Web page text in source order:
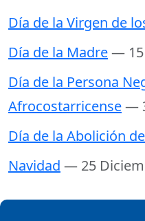
Día de la Virgen de
Día de la Madre— 15
Día de la Persona
Afrocostarricense—
Día de la Abolición
Navidad — 25